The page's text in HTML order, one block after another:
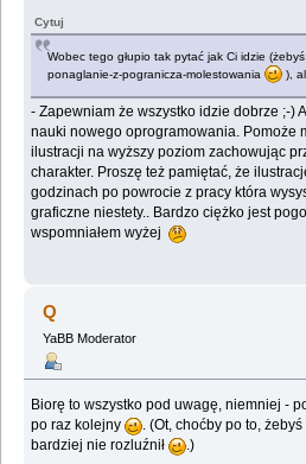
Cytuj
Wobec tego głupio tak pytać jak Ci idzie
ponaglanie-z-pogranicza-molestowania
),
- Zapewniam że wszystko idzie dobrze ;-)
nauki nowego oprogramowania. Pomoże
ilustracji na wyższy poziom zachowując
charakter. Proszę też pamiętać, że
godzinach po powrocie z pracy która
graficzne niestety.. Bardzo ciężko jest
wspomniałem wyżej
Q
YaBB Moderator
Biorę to wszystko pod uwagę, niemniej -
po raz kolejny
. (Ot, choćby po to,
bardziej nie rozluźnił
.)